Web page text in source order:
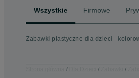
Wszystkie Firmowe
Zabawki plastyczne dla dzieci -